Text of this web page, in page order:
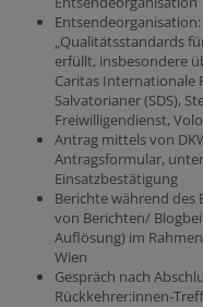
„Qualitätsstandards
erfüllt, insbesondere
Caritas Internationale
Salvatorianer (SDS),
Freiwilligendienst,
Antrag mittels von
Antragsformular,
Einsatzbestätigung
Berichte während des
von Berichten/
Auflösung) im
Wien
Gespräch nach
Rückkehrer:innen-